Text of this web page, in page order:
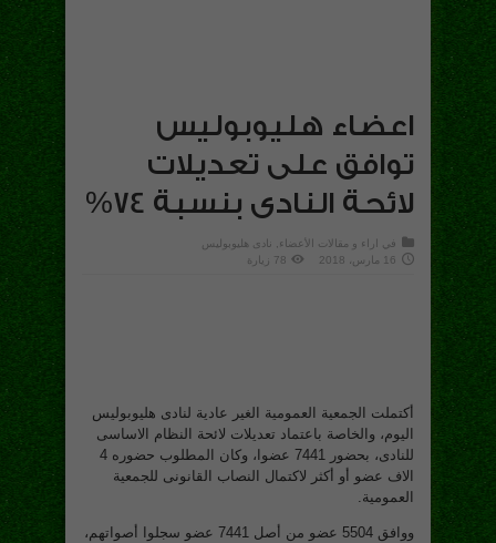
اعضاء هليوبوليس
توافق على تعديلات
لائحة النادى بنسبة 74%
في اراء و مقالات الأعضاء
نادى هليوبوليس
16 مارس، 2018
78 زيارة
أكتملت الجمعية العمومية الغير عادية لنادى هليوبوليس
اليوم، والخاصة باعتماد تعديلات لائحة النظام الاساسى
للنادى، بحضور 7441 عضوا، وكان المطلوب حضوره 4
الاف عضو أو أكثر لاكتمال النصاب القانونى للجمعية
العمومية.
ووافق 5504 عضو من أصل 7441 عضو سجلوا أصواتهم،